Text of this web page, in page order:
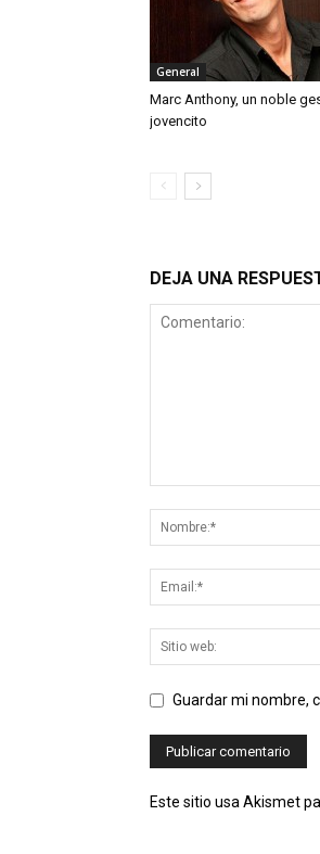
General
Marc Anthony, un noble
jovencito
DEJA UNA
Guardar mi nombre,
Este sitio usa Akismet